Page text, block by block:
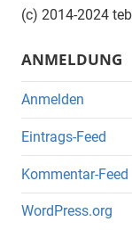
(c) 2014-2024
ANMELDUNG
Anmelden
Eintrags-Feed
Kommentar-Feed
WordPress.org